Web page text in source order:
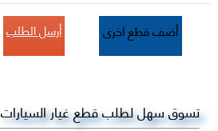
أضف قطع اخرى أرسل الطلب
تسوق سهل لطلب قطع غيار السيارات